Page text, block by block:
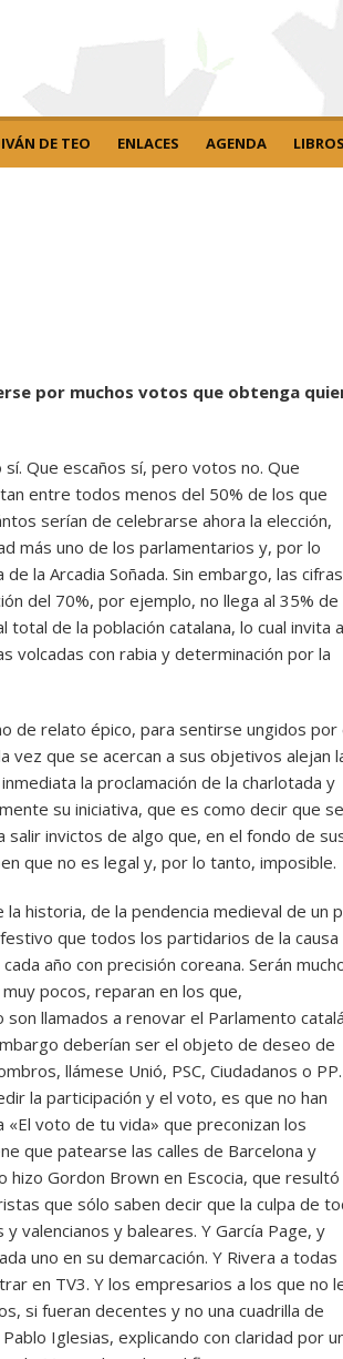
DE TEO ENLACES AGENDA LIBROS
por muchos votos que obtenga
Que escaños sí, pero votos no. Que
entre todos menos del 50% de los que
serían de celebrarse ahora la elección,
más uno de los parlamentarios y, por lo
la Arcadia Soñada. Sin embargo, las cifras
del 70%, por ejemplo, no llega al 35% de
de la población catalana, lo cual invita a
volcadas con rabia y determinación por la
de relato épico, para sentirse ungidos por
vez que se acercan a sus objetivos alejan
la proclamación de la charlotada y
su iniciativa, que es como decir que se
invictos de algo que, en el fondo de
que no es legal y, por lo tanto, imposible.
historia, de la pendencia medieval de un
que todos los partidarios de la causa
año con precisión coreana. Serán
pocos, reparan en los que,
llamados a renovar el Parlamento
deberían ser el objeto de deseo de
llámese Unió, PSC, Ciudadanos o PP.
la participación y el voto, es que no han
«El voto de tu vida» que preconizan los
que patearse las calles de Barcelona y
hizo Gordon Brown en Escocia, que resultó
que sólo saben decir que la culpa de
valencianos y baleares. Y García Page, y
uno en su demarcación. Y Rivera a todas
en TV3. Y los empresarios a los que no
si fueran decentes y no una cuadrilla de
Iglesias, explicando con claridad por